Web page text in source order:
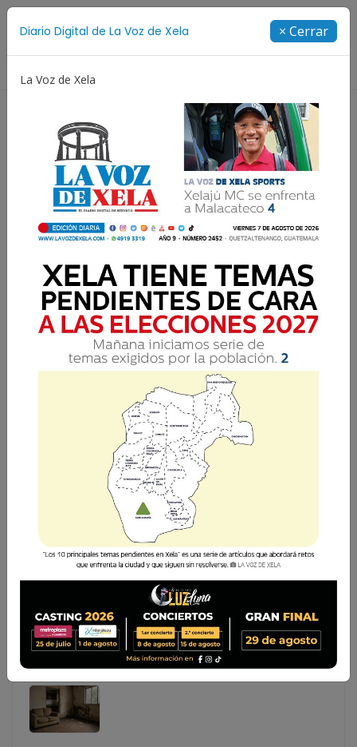
Diario Digital de La Voz de Xela × Cerrar
La Voz de Xela
Resultados para: La Voz Inmobiliaria
TORRES DE ALTA VISTA SE LANZA ESTA NOCHE EN
QUETZALTENANGO
Esta noche es presentado oficialmente el proyecto
residencial Torres de Alta Vista, una nueva propuesta de
vivienda vertical en la zona 5 de Quetzaltenango que
apuesta por espacios modernos, accesibles y funcionales.
Bajo el concepto “Vivi
residencial Torres de Alta Vista, una nueva propuesta
de vivienda vertical en la zona 5 de Quetzaltenango
que apuesta por espacios modernos, accesibles y
funcionales. Bajo el concepto “Vivi...